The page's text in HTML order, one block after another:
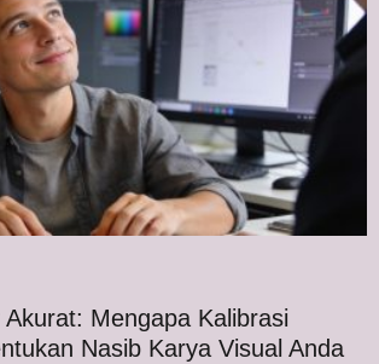
Mengapa Kalibrasi
Nasib Karya Visual Anda